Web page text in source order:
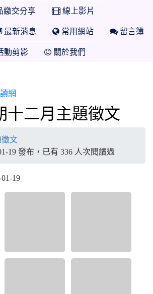
繳交分享 線上影片
最新消息 常用網站 留言簿
動剪影 關於我們
十二月主題徵文
徵文
19 發布，已有 336 人次閱讀過
19